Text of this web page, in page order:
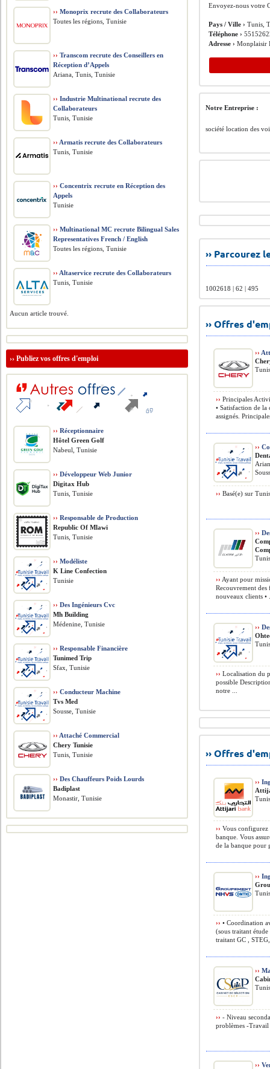
Envoyez-nous votre
Pays / Ville › Tunis,
Téléphone ›
Adresse › Monplaisir
Notre Entreprise :
société location des
››
1002618 | 62 | 495
›› Offres
››
›› Principales
• Satisfaction de
assignés.
››
›› Basé(e) sur
››
›› Ayant pour
Recouvrement des
nouveaux clients •
››
›› Localisation du
possible
notre ...
›› Offres
››
›› Vous configurez
banque. Vous
de la banque pour
››
›› • Coordination
(sous traitant
traitant GC ,
››
›› - Niveau
problèmes -Travail
››
›› Monoprix recrute des Collaborateurs
Toutes les régions, Tunisie
›› Transcom recrute des Conseillers en
Réception d’Appels
Ariana, Tunis, Tunisie
›› Industrie Multinational recrute des
Collaborateurs
Tunis, Tunisie
›› Armatis recrute des Collaborateurs
Tunis, Tunisie
›› Concentrix recrute en Réception des
Appels
Tunisie
›› Multinational MC recrute Bilingual Sales
Representatives French / English
Toutes les régions, Tunisie
›› Altaservice recrute des Collaborateurs
Tunis, Tunisie
Aucun article trouvé.
››Publiez vos offres d'emploi
›› Réceptionnaire
Hôtel Green Golf
Nabeul, Tunisie
›› Développeur Web Junior
Digitax Hub
Tunis, Tunisie
›› Responsable de Production
Republic Of Mlawi
Tunis, Tunisie
›› Modéliste
K Line Confection
Tunisie
›› Des Ingénieurs Cvc
Mh Building
Médenine, Tunisie
›› Responsable Financière
Tunimed Trip
Sfax, Tunisie
›› Conducteur Machine
Tvs Med
Sousse, Tunisie
›› Attaché Commercial
Chery Tunisie
Tunis, Tunisie
›› Des Chauffeurs Poids Lourds
Badiplast
Monastir, Tunisie